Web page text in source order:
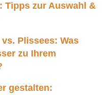
Tipps zur Auswahl &
Plissees: Was
zu Ihrem
gestalten: